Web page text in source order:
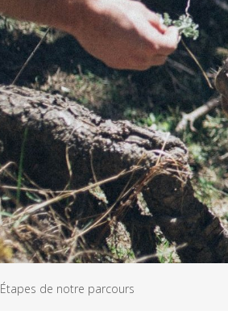
Étapes de notre parcours